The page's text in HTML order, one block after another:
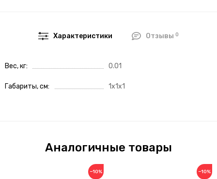
Характеристики Отзывы 0
Вес, кг 0.01
Габариты, см 1x1x1
Аналогичные товары
−10% −10%